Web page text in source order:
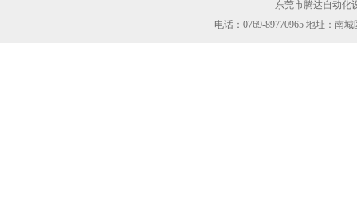
东莞市腾达自动化
电话：0769-89770965 地址：南